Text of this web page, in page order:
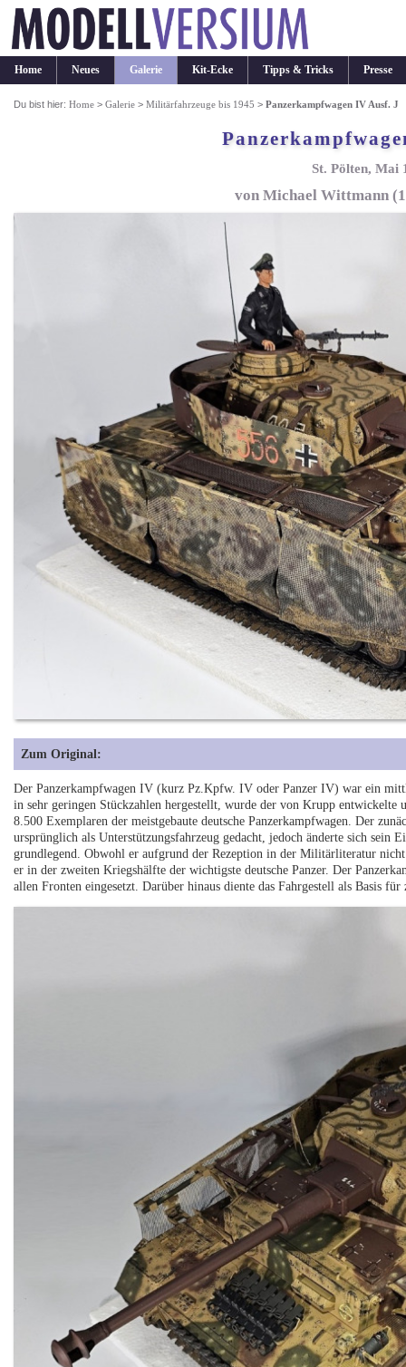
Home Neues Galerie Kit-Ecke Tipps & Tricks Presse
Du bist hier:Home >Galerie >Militärfahrzeuge bis 1945 >Panzerkampfwagen IV Ausf. J
St. Pölten, Mai
von Michael Wittmann
Zum Original:
Der Panzerkampfwagen IV (kurz Pz.Kpfw. IV oder Panzer IV) war ein
in sehr geringen Stückzahlen hergestellt, wurde der von Krupp
8.500 Exemplaren der meistgebaute deutsche Panzerkampfwagen. Der
ursprünglich als Unterstützungsfahrzeug gedacht, jedoch änderte sich sein
grundlegend. Obwohl er aufgrund der Rezeption in der Militärliteratur
er in der zweiten Kriegshälfte der wichtigste deutsche Panzer. Der
allen Fronten eingesetzt. Darüber hinaus diente das Fahrgestell als Basis